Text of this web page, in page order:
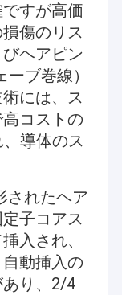
すが高価
傷のリス
ヘアピン
ブ巻線）
には、ス
コストの
導体のス
されたヘア
子コアス
入され、
動挿入の
り、2/4